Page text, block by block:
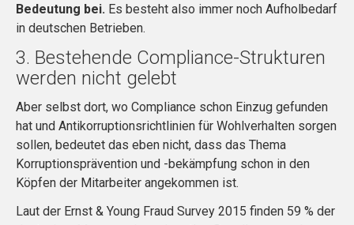
Bedeutung bei. Es besteht also immer noch Aufholbedarf
in deutschen Betrieben.
3. Bestehende Compliance-Strukturen
werden nicht gelebt
Aber selbst dort, wo Compliance schon Einzug gefunden
hat und Antikorruptionsrichtlinien für Wohlverhalten sorgen
sollen, bedeutet das eben nicht, dass das Thema
Korruptionsprävention und -bekämpfung schon in den
Köpfen der Mitarbeiter angekommen ist.
Laut der Ernst & Young Fraud Survey 2015 finden 59 % der